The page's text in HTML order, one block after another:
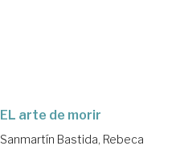
EL arte de morir
Sanmartín Bastida, Rebeca